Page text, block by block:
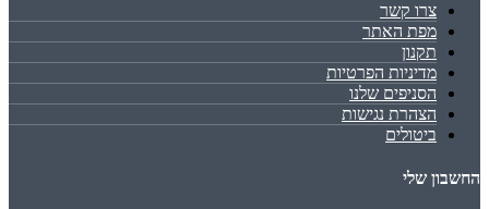
צרו קשר
מפת האתר
תקנון
מדיניות הפרטיות
הסניפים שלנו
הצהרת נגישות
ביטולים
החשבון שלי